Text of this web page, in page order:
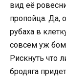
вид её
пропойца. Да,
рубаха в
совсем уж
Рискнуть что
бродяга